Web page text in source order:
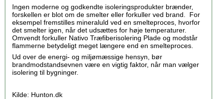
Ingen moderne og godkendte isoleringsprodukter brænder,
forskellen er blot om de smelter eller forkuller ved brand. For
eksempel fremstilles mineraluld ved en smelteproces, hvorfor
det smelter igen, når det udsættes for høje temperaturer.
Omvendt forkuller Nativo Træfiberisolering Plade og modstår
flammerne betydeligt meget længere end en smelteproces.
Ud over de energi- og miljømæssige hensyn, bør
brandmodstandsevnen være en vigtig faktor, når man vælger
isolering til bygninger.
Kilde: Hunton.dk